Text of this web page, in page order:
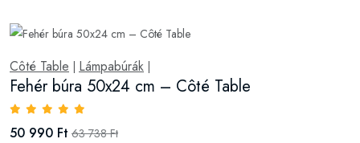
Côté Table | Lámpabúrák |
Fehér búra 50x24 cm – Côté Table
50 990 Ft 63 738 Ft